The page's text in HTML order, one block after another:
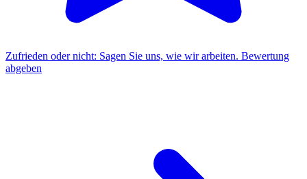
Zufrieden oder nicht: Sagen Sie uns, wie wir arbeiten. Bewertung
abgeben